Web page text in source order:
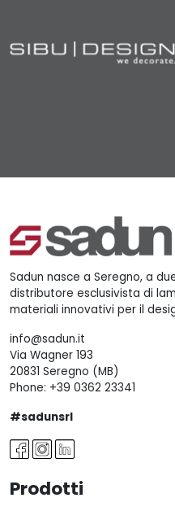
Sadun nasce a Seregno, a
distributore esclusivista di
materiali innovativi per il
info@sadun.it
Via Wagner 193
20831 Seregno (MB)
Phone: +39 0362 23341
#sadunsrl
Prodotti